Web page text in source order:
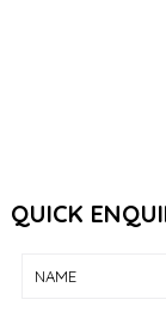
QUICK